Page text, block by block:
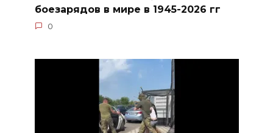
боезарядов в мире в 1945-2026 гг
0